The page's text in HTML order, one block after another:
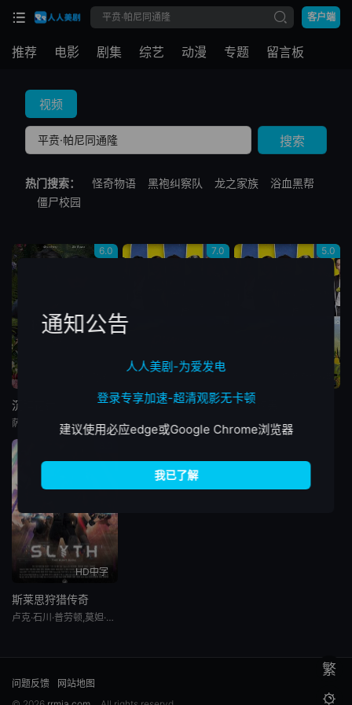
客户端
推荐 电影 剧集 综艺 动漫 专题 留言板
视频
搜索
热门搜索： 怪奇物语 黑袍纠察队 龙之家族
浴血黑帮
僵尸校园
6.0
沉醉花香
萨特雅克尔·查拉德,平贲·帕尼同通隆,金那坡普·帕特拉纳善迪,阿玛霖·妮缇布恩,佩奇·博兰,Obey,Punnavich,Sirikiatvanit,Iang,Sawanee,Utoomma
7.0
泰版跑男
罗杰夫,查瓦林·佩德皮里亚旺,李永钦,皮塔亚·萨丘安,塔湾·维弘可塔纳,瓦伦托恩·帕奥尼尔,平贲·帕尼同通隆,DJPuaek
5.0
泰版跑男
HD中字
斯莱思狩猎传奇
卢克·石川·普劳顿,莫妲·娜琳叻,平贲·帕尼同通隆,苏帕奇娅·苏拜仁,帕塔帕斯特·那·颂卡,克里查纳鹏·宋同查查维,Antoine,Pinto,帕苏特·邦亚,Jeffrey,Conrad,Colombres
繁

问题反馈
网站地图
通知公告
人人美剧-为爱发电
登录专享加速-超清观影无卡顿
建议使用必应edge或Google Chrome浏览器